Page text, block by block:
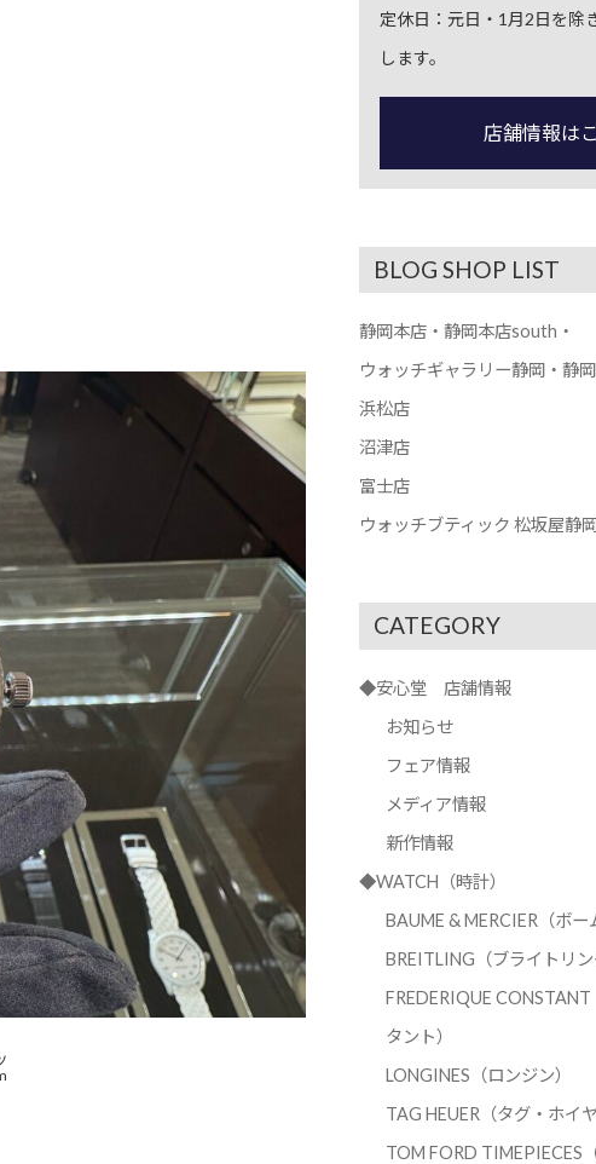
定休日：元日・1月2日を除
します。
店舗情報は
BLOG SHOP LIST
静岡本店・静岡本店south・
ウォッチギャラリー静岡・静
浜松店
沼津店
富士店
ウォッチブティック 松坂屋静
CATEGORY
◆安心堂 店舗情報
お知らせ
フェア情報
メディア情報
新作情報
◆WATCH（時計）
BAUME & MERCIER（ボー
BREITLING（ブライトリン
FREDERIQUE
タント）
LONGINES（ロンジン）
TAG HEUER（タグ・ホイヤ
TOM FORD TIMEPIECES